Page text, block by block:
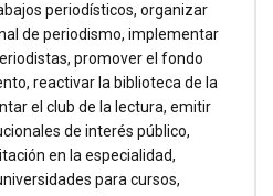
periodísticos, organizar
de periodismo, implementar
promover el fondo
reactivar la biblioteca de la
el club de la lectura, emitir
de interés público,
en la especialidad,
para cursos,